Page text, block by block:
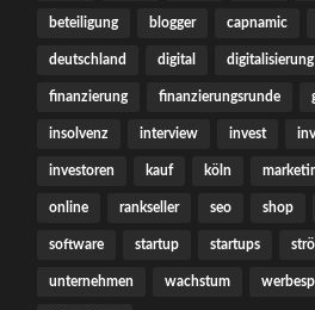
beteiligung blogger capnamic
deutschland digital digitalisierung
finanzierung finanzierungsrunde
insolvenz interview invest
investoren kauf köln
online rankseller seo shop
software startup startups
unternehmen wachstum